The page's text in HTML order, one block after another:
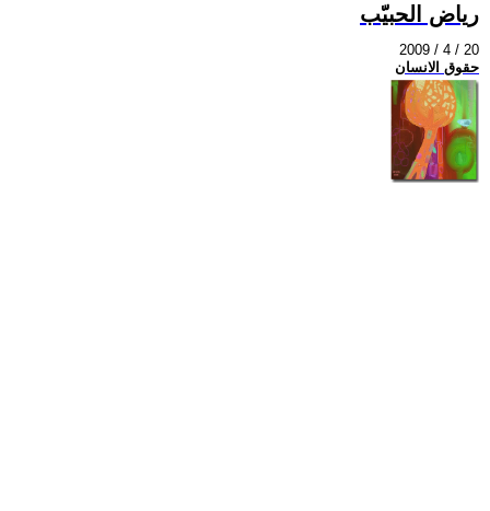
رياض الحبيّب
2009 / 4 / 20
حقوق الانسان